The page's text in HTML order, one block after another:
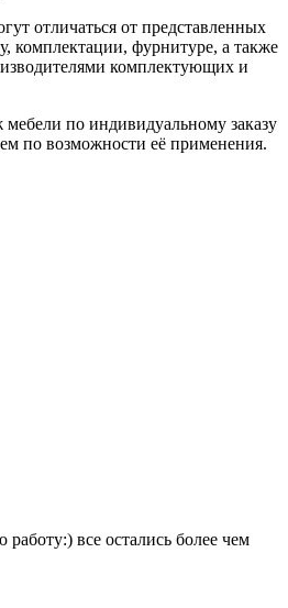
отличаться от представленных
комплектации, фурнитуре, а также
комплектующих и
по индивидуальному заказу
по возможности её применения.
все остались более чем